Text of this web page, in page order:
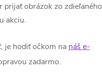
prijať obrázok zo zdieľaného
akciu.
je hodiť očkom na náš e-
zadarmo.